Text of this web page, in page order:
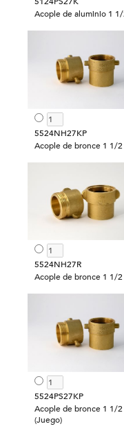
Acople de aluminio 1
5524NH27KP
Acople de bronce 1 1/
5524NH27R
Acople de bronce 1 1/
5524PS27KP
Acople de bronce 1 1/
(Juego)